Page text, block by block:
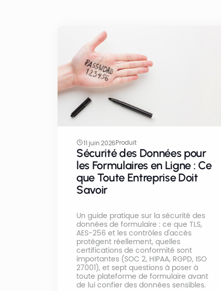
11 juin 2026Produit
Sécurité des Données pour
les Formulaires en Ligne : Ce
que Toute Entreprise Doit
Savoir
Un guide pratique sur la sécurité des
données de formulaire : ce que TLS,
AES-256 et les contrôles d'accès
protègent réellement, quelles
certifications de conformité sont
importantes (SOC 2, HIPAA, RGPD, ISO
27001), et sept questions à poser à
toute plateforme de formulaire avant
de lui confier des données sensibles.